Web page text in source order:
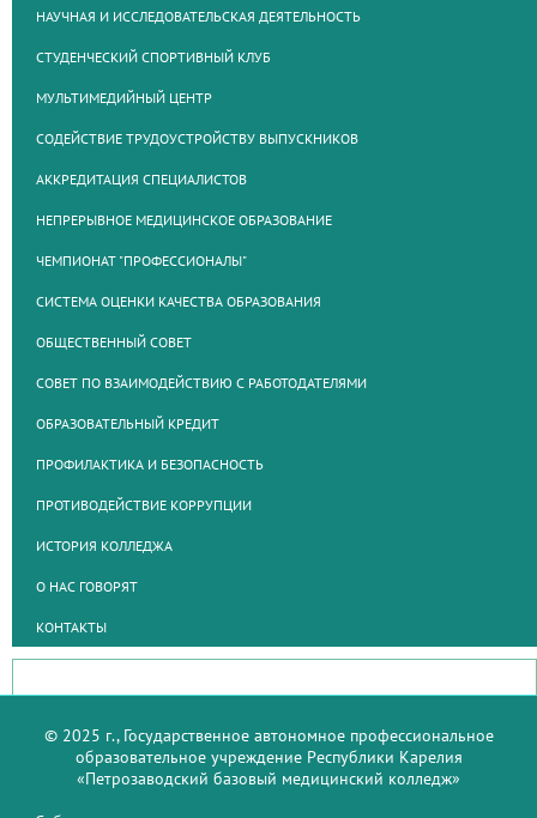
НАУЧНАЯ И ИССЛЕДОВАТЕЛЬСКАЯ ДЕЯТЕЛЬНОСТЬ
СТУДЕНЧЕСКИЙ СПОРТИВНЫЙ КЛУБ
МУЛЬТИМЕДИЙНЫЙ ЦЕНТР
СОДЕЙСТВИЕ ТРУДОУСТРОЙСТВУ ВЫПУСКНИКОВ
АККРЕДИТАЦИЯ СПЕЦИАЛИСТОВ
НЕПРЕРЫВНОЕ МЕДИЦИНСКОЕ ОБРАЗОВАНИЕ
ЧЕМПИОНАТ "ПРОФЕССИОНАЛЫ"
СИСТЕМА ОЦЕНКИ КАЧЕСТВА ОБРАЗОВАНИЯ
ОБЩЕСТВЕННЫЙ СОВЕТ
СОВЕТ ПО ВЗАИМОДЕЙСТВИЮ С РАБОТОДАТЕЛЯМИ
ОБРАЗОВАТЕЛЬНЫЙ КРЕДИТ
ПРОФИЛАКТИКА И БЕЗОПАСНОСТЬ
ПРОТИВОДЕЙСТВИЕ КОРРУПЦИИ
ИСТОРИЯ КОЛЛЕДЖА
О НАС ГОВОРЯТ
КОНТАКТЫ
© 2025 г., Государственное автономное профессиональное
образовательное учреждение Республики Карелия
«Петрозаводский базовый медицинский колледж»